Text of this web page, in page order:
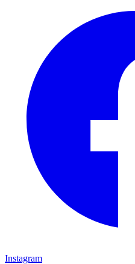
Instagram